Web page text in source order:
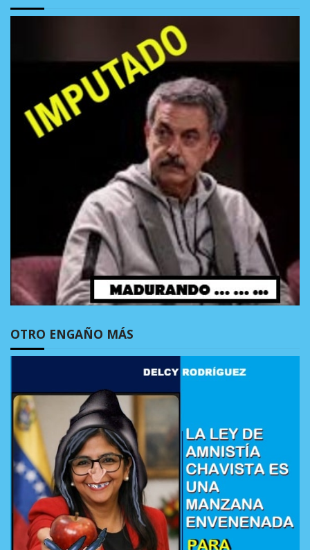
OTRO ENGAÑO MÁS